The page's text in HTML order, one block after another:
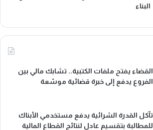
البناء
القضاء يفتح ملفات الكتبية.. تشابك مالي بين
الفروع يدفع إلى خبرة قضائية موسّعة
تآكل القدرة الشرائية يدفع مستخدمي الأبناك
للمطالبة بتقسيم عادل لنتائج القطاع المالية